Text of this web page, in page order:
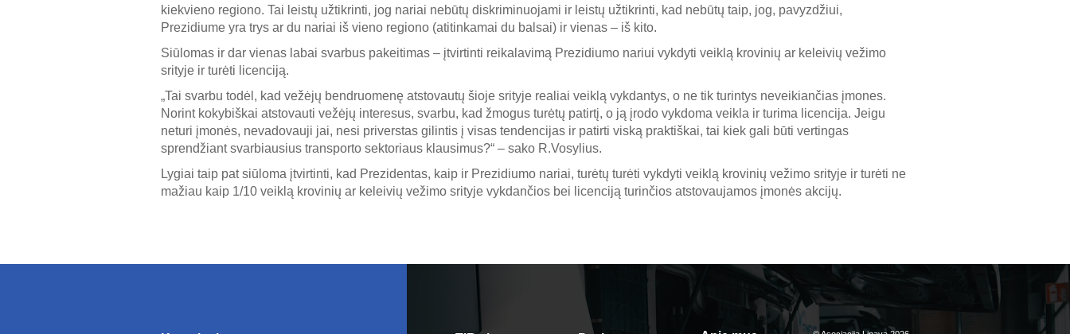
kiekvieno regiono. Tai leistų užtikrinti, jog nariai nebūtų diskriminuojami ir leistų užtikrinti, kad nebūtų taip, jog, pavyzdžiui,
Prezidiume yra trys ar du nariai iš vieno regiono (atitinkamai du balsai) ir vienas – iš kito.
Siūlomas ir dar vienas labai svarbus pakeitimas – įtvirtinti reikalavimą Prezidiumo nariui vykdyti veiklą krovinių ar keleivių vežimo
srityje ir turėti licenciją.
„Tai svarbu todėl, kad vežėjų bendruomenę atstovautų šioje srityje realiai veiklą vykdantys, o ne tik turintys neveikiančias įmones.
Norint kokybiškai atstovauti vežėjų interesus, svarbu, kad žmogus turėtų patirtį, o ją įrodo vykdoma veikla ir turima licencija. Jeigu
neturi įmonės, nevadovauji jai, nesi priverstas gilintis į visas tendencijas ir patirti viską praktiškai, tai kiek gali būti vertingas
sprendžiant svarbiausius transporto sektoriaus klausimus?“ – sako R.Vosylius.
Lygiai taip pat siūloma įtvirtinti, kad Prezidentas, kaip ir Prezidiumo nariai, turėtų turėti vykdyti veiklą krovinių vežimo srityje ir turėti ne
mažiau kaip 1/10 veiklą krovinių ar keleivių vežimo srityje vykdančios bei licenciją turinčios atstovaujamos įmonės akcijų.